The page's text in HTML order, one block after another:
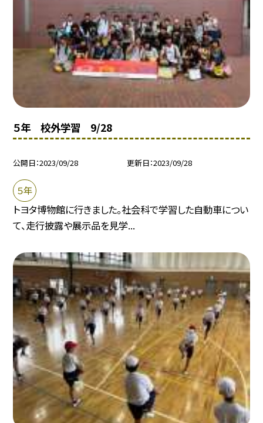
５年 校外学習 9/28
公開日 2023/09/28 更新日 2023/09/28
５年
トヨタ博物館に行きました。社会科で学習した自動車につい
て、走行披露や展示品を見学...